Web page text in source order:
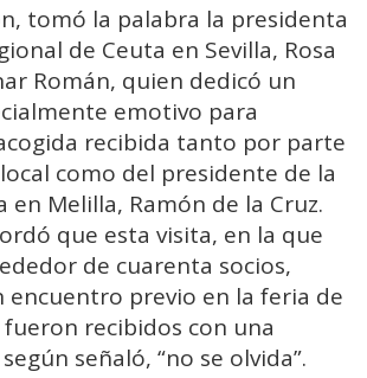
tomó la palabra la presidenta
de Ceuta en Sevilla, Rosa
Román, quien dedicó un
emotivo para
recibida tanto por parte
como del presidente de la
en Melilla, Ramón de la Cruz.
que esta visita, en la que
de cuarenta socios,
encuentro previo en la feria de
fueron recibidos con una
señaló, “no se olvida”.